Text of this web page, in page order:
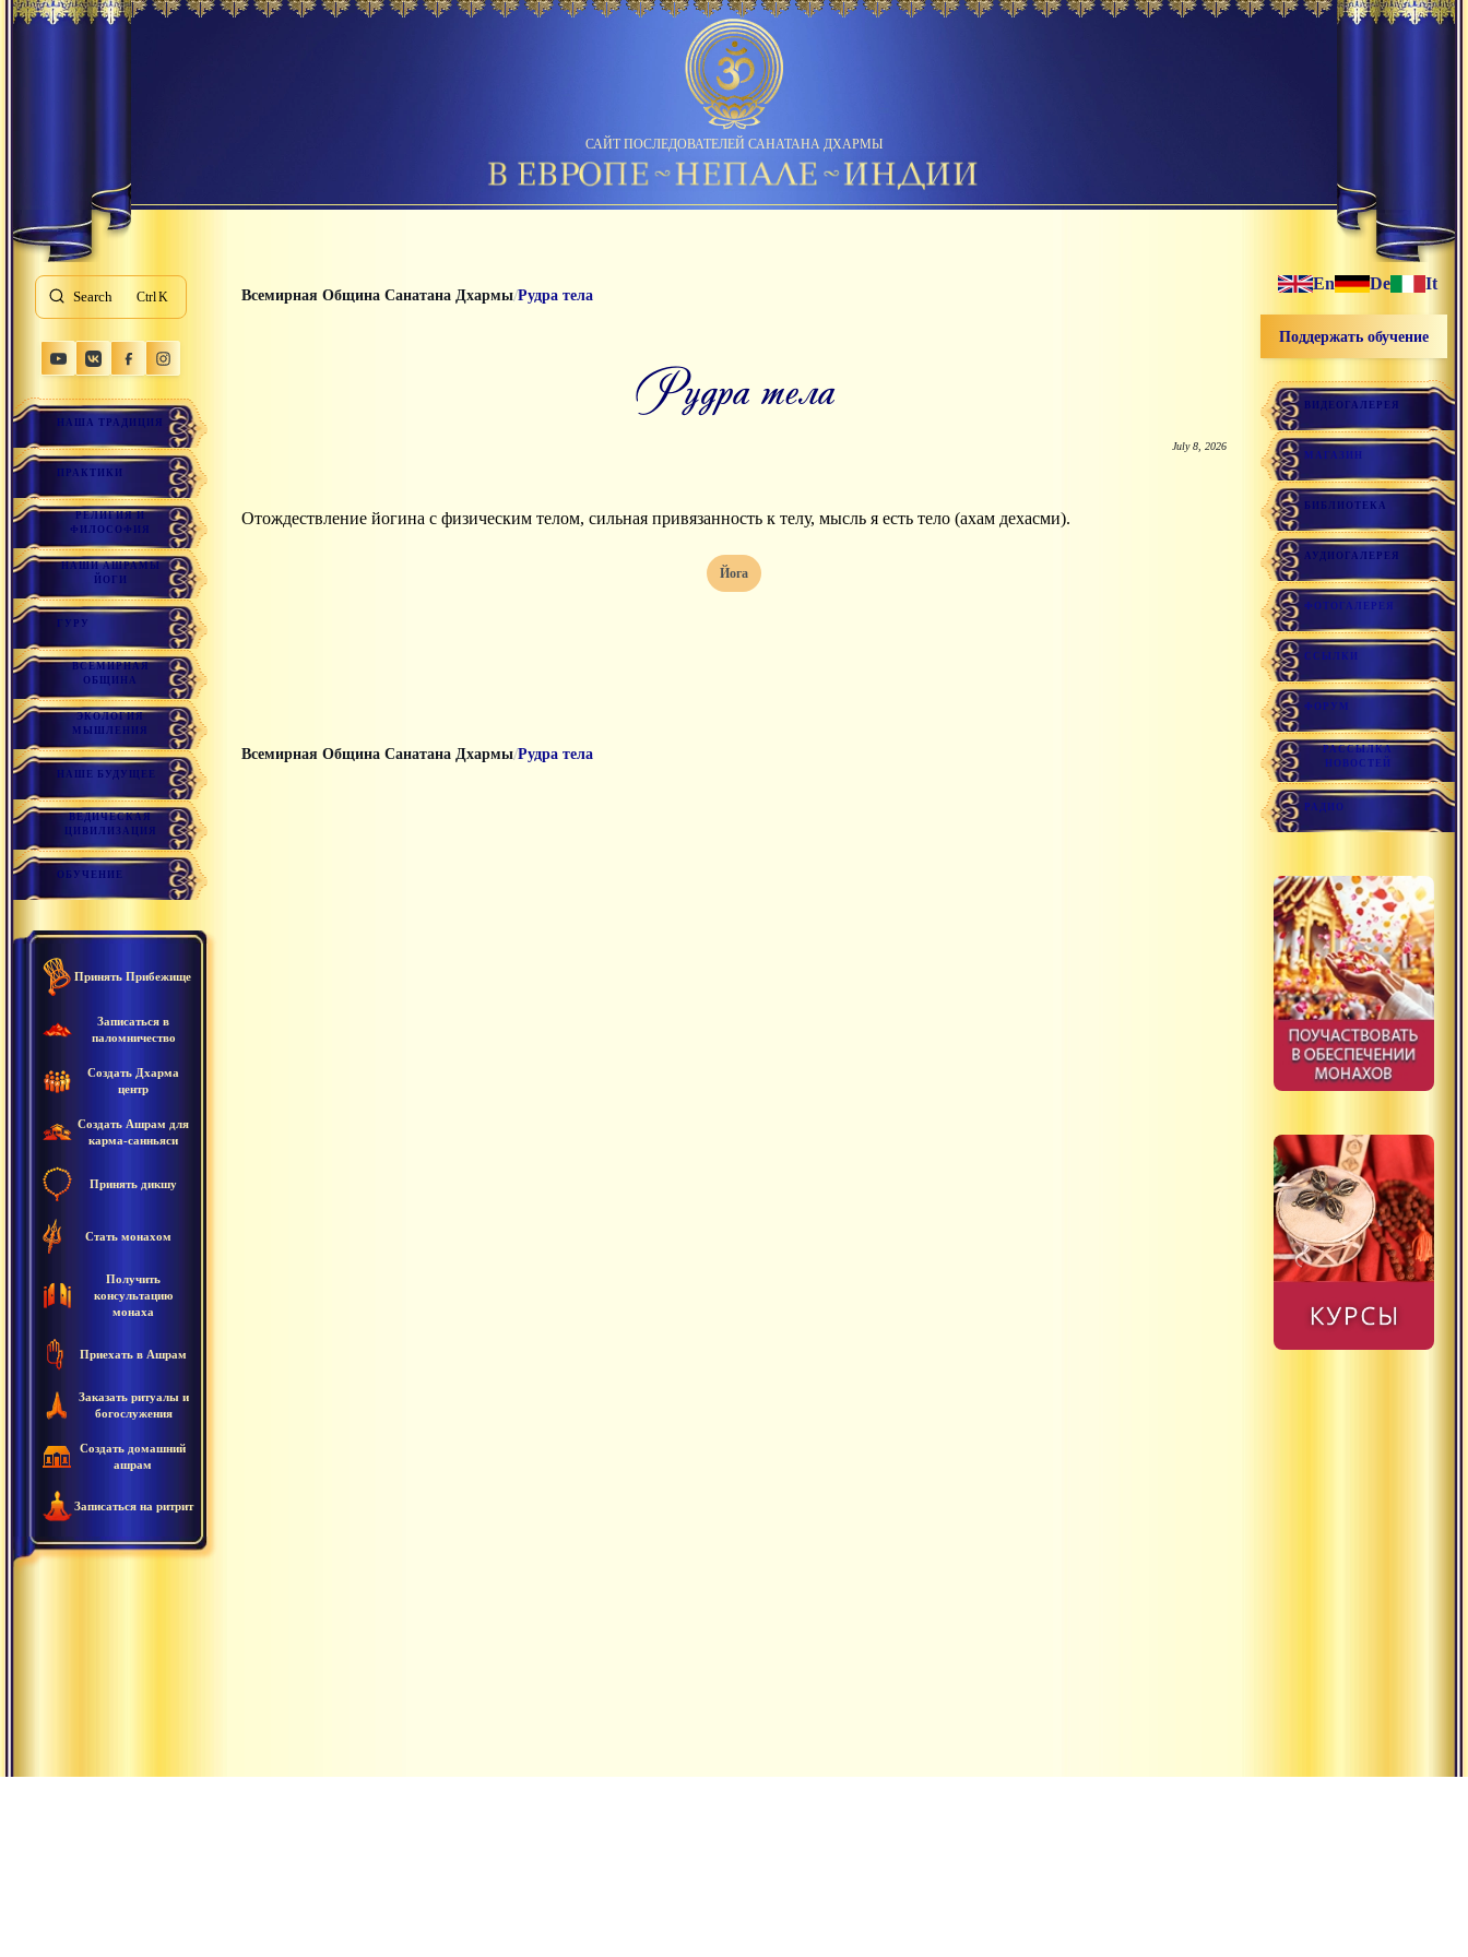
САЙТ ПОСЛЕДОВАТЕЛЕЙ САНАТАНА ДХАРМЫ
Search K
НАША ТРАДИЦИЯ
ПРАКТИКИ
РЕЛИГИЯ И
ФИЛОСОФИЯ
НАШИ АШРАМЫ
ЙОГИ
ГУРУ
ВСЕМИРНАЯ
ОБЩИНА
ЭКОЛОГИЯ
МЫШЛЕНИЯ
НАШЕ БУДУЩЕЕ
ВЕДИЧЕСКАЯ
ЦИВИЛИЗАЦИЯ
ОБУЧЕНИЕ
Принять Прибежище
Записаться в
паломничество
Создать Дхарма
центр
Создать Ашрам для
карма-санньяси
Принять дикшу
Стать монахом
Получить
консультацию
монаха
Приехать в Ашрам
Заказать ритуалы и
богослужения
Создать домашний
ашрам
Записаться на ритрит
Всемирная Община Санатана Дхармы/Рудра тела
рудра тела
July 8, 2026
Отождествление йогина с физическим телом, сильная привязанность к телу, мысль я есть тело (ахам дехасми).
Йога
Всемирная Община Санатана Дхармы/Рудра тела
En De It
Поддержать обучение
ВИДЕОГАЛЕРЕЯ
МАГАЗИН
БИБЛИОТЕКА
АУДИОГАЛЕРЕЯ
ФОТОГАЛЕРЕЯ
ССЫЛКИ
ФОРУМ
РАССЫЛКА
НОВОСТЕЙ
РАДИО